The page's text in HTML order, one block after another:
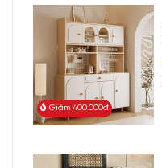
Giảm 400.000đ